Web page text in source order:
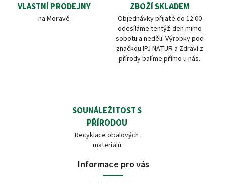
VLASTNÍ PRODEJNY
na Moravě
ZBOŽÍ SKLADEM
Objednávky přijaté do 12:00
odesíláme tentýž den mimo
sobotu a neděli. Výrobky pod
značkou IPJ NATUR a Zdraví z
přírody balíme přímo u nás.
SOUNÁLEŽITOST S
PŘÍRODOU
Recyklace obalových
materiálů
Informace pro vás